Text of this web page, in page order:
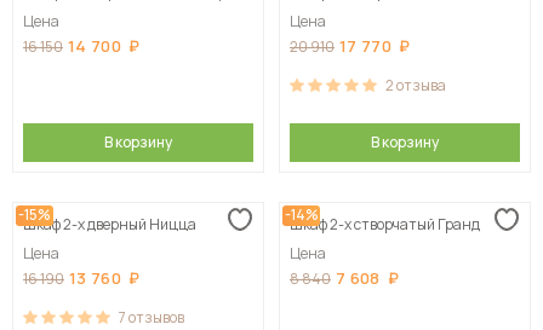
Цена
16 150 14 700
В корзину
Цена
20 910 17 770
2отзыва
В корзину
-15%
Шкаф 2-х дверный Ницца
Цена
16 190 13 760
7отзывов
-14%
Шкаф 2-х створчатый Гранд
Цена
8 840 7 608